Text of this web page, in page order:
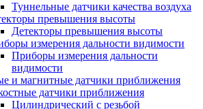
Туннельные датчики качества воздуха
превышения высоты
Детекторы превышения высоты
измерения дальности видимости
Приборы измерения дальности
видимости
и магнитные датчики приближения
датчики приближения
Цилиндрический с резьбой